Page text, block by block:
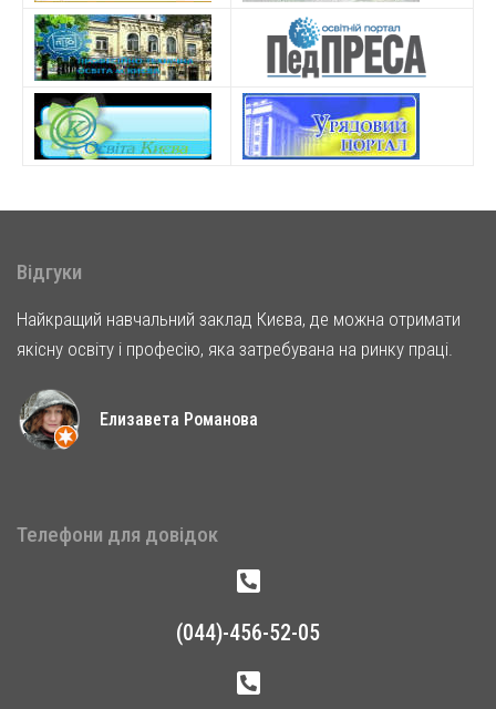
Відгуки
Найкращий навчальний заклад Києва, де можна отримати
якісну освіту і професію, яка затребувана на ринку праці.
Елизавета Романова
Телефони для довідок
(044)-456-52-05